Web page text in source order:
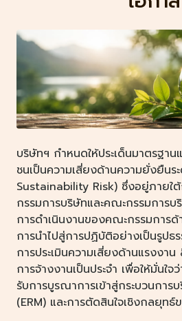
บริษัทฯ กำหนดให้ประเด็นมาตรฐา
ชนเป็นความเสี่ยงด้านความยั่งยืน
Sustainability Risk) ซึ่งอยู่ภายใ
กรรมการบริษัทและคณะกรรมการบ
การดำเนินงานของคณะกรรมการ
การนำไปสู่การปฏิบัติอย่างเป็นรูปธ
การประเมินความเสี่ยงด้านแรงงา
การจ้างงานเป็นประจำ เพื่อให้มั่นใ
รับการบูรณาการเข้าสู่กระบวนการ
(ERM) และการตัดสินใจเชิงกลยุทธ์